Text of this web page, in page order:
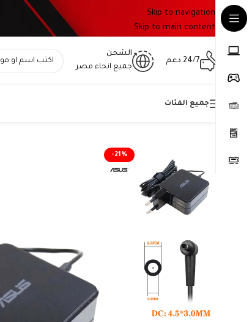
Skip to navigation
Skip to main content
24/7 دعم
الشحن
جميع انحاء مصر
جميع الفئات
-21%